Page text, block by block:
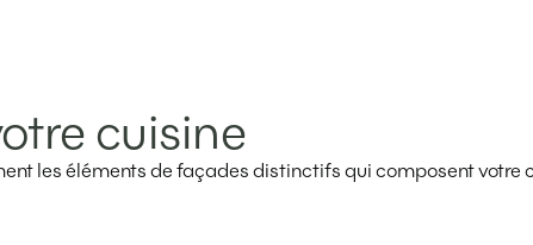
cuisine
les éléments de façades distinctifs qui composent votre